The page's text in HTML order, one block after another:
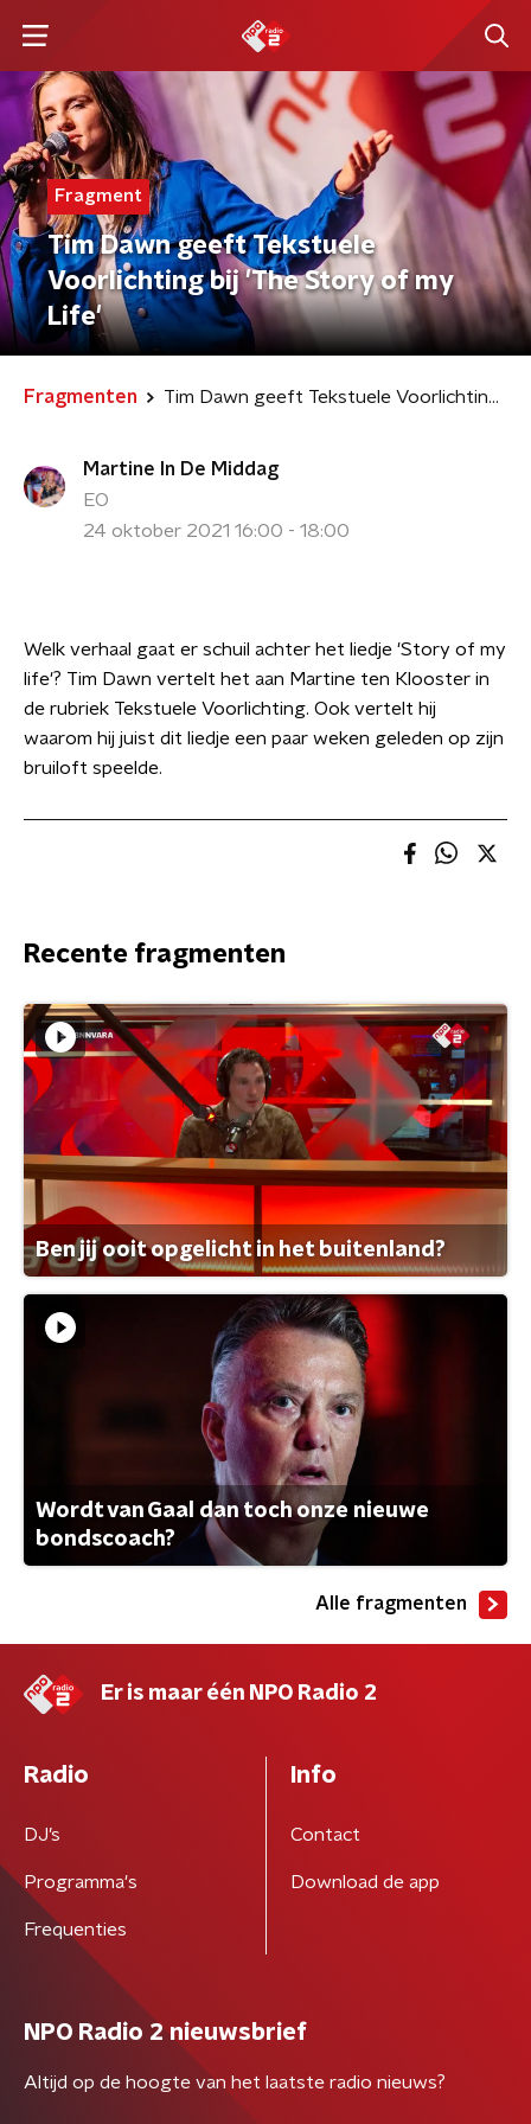
Fragment
Tim Dawn geeft Tekstuele
Voorlichting bij 'The Story of my
Life'
Fragmenten Tim Dawn geeft Tekstuele Voorlichting bij 'The Story of my Life'
Martine In De Middag
EO
24 oktober 2021 16:00 - 18:00
Welk verhaal gaat er schuil achter het liedje 'Story of my
life'? Tim Dawn vertelt het aan Martine ten Klooster in
de rubriek Tekstuele Voorlichting. Ook vertelt hij
waarom hij juist dit liedje een paar weken geleden op zijn
bruiloft speelde.
Recente fragmenten
Ben jij ooit opgelicht in het buitenland?
Wordt van Gaal dan toch onze nieuwe
bondscoach?
Alle fragmenten
Er is maar één NPO Radio 2
Radio
DJ’s
Programma's
Frequenties
Info
Contact
Download de app
NPO Radio 2 nieuwsbrief
Altijd op de hoogte van het laatste radio nieuws?